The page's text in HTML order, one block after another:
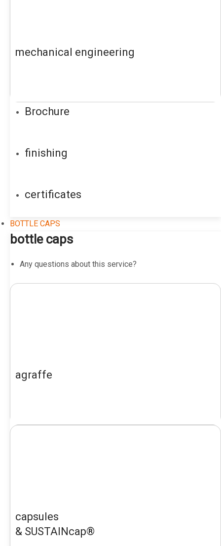
mechanical engineering
Brochure
finishing
certificates
BOTTLE CAPS
bottle caps
Any questions about this service?
agraffe
capsules
& SUSTAINcap®